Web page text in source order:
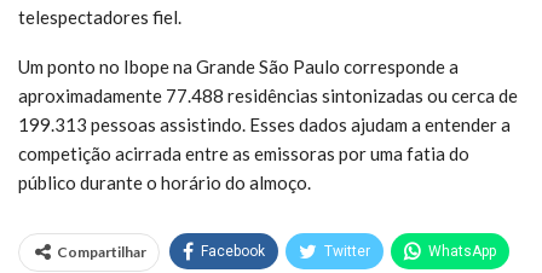
telespectadores fiel.
Um ponto no Ibope na Grande São Paulo corresponde a
aproximadamente 77.488 residências sintonizadas ou cerca de
199.313 pessoas assistindo. Esses dados ajudam a entender a
competição acirrada entre as emissoras por uma fatia do
público durante o horário do almoço.
Compartilhar Facebook Twitter WhatsApp